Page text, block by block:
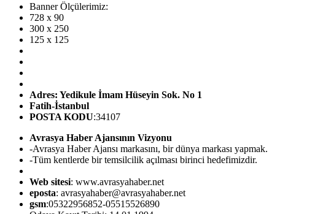
Banner Ölçülerimiz:
728 x 90
300 x 250
125 x 125
Adres: Yedikule İmam Hüseyin Sok. No 1
Fatih-İstanbul
POSTA KODU:34107
Avrasya Haber Ajansının Vizyonu
-Avrasya Haber Ajansı markasını, bir dünya markası yapmak.
-Tüm kentlerde bir temsilcilik açılması birinci hedefimizdir.
Web sitesi: www.avrasyahaber.net
eposta: avrasyahaber@avrasyahaber.net
gsm:05322956852-05515526890